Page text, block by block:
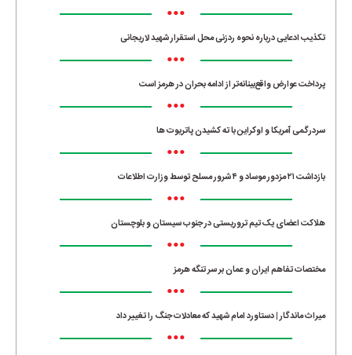
•••
تکذیب ادعایی درباره نحوه ردزنی محل استقرار شهید لاریجانی
•••
پرداخت عوارض واقع‌بینانه‌تر از ادامه بحران در هرمز است
•••
سردرگمی آمریکا و اوکراین با ته کشیدن پاتریوت ها
•••
بازداشت ۲۱ مزدور موساد و ۴ شرور مسلح توسط وزارت اطلاعات
•••
هلاکت اعضای یک تیم تروریستی در جنوب سیستان و بلوچستان
•••
مختصات تفاهم ایران و عمان بر سر تنگه هرمز
•••
میراث ماندگار | دستاورد امام شهید که معادلات جنگ را تغییر داد
•••